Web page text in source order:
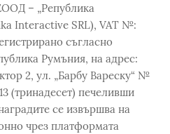
– „Република
Interactive SRL), VAT №:
съгласно
Румъния, на адрес:
2, ул. „Барбу Вареску“ №
(тринадесет) печеливши
се извършва на
чрез платформата